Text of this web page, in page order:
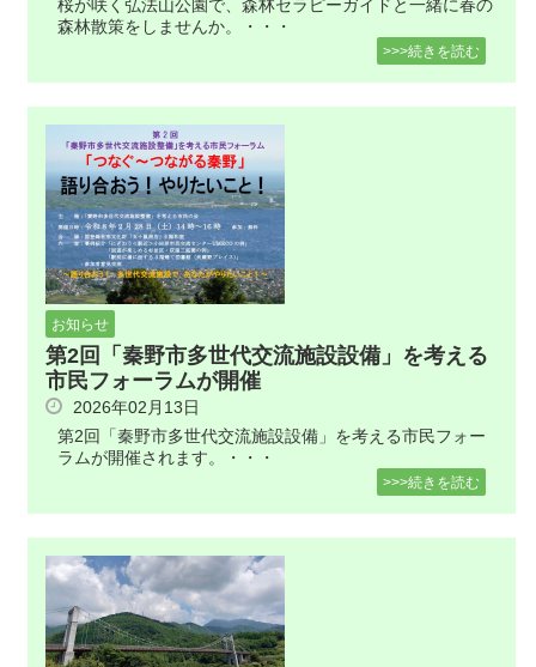
桜が咲く弘法山公園で、森林セラピーガイドと一緒に春の
森林散策をしませんか。・・・
>>>続きを読む
お知らせ
第2回「秦野市多世代交流施設設備」を考える
市民フォーラムが開催
2026年02月13日
第2回「秦野市多世代交流施設設備」を考える市民フォー
ラムが開催されます。・・・
>>>続きを読む